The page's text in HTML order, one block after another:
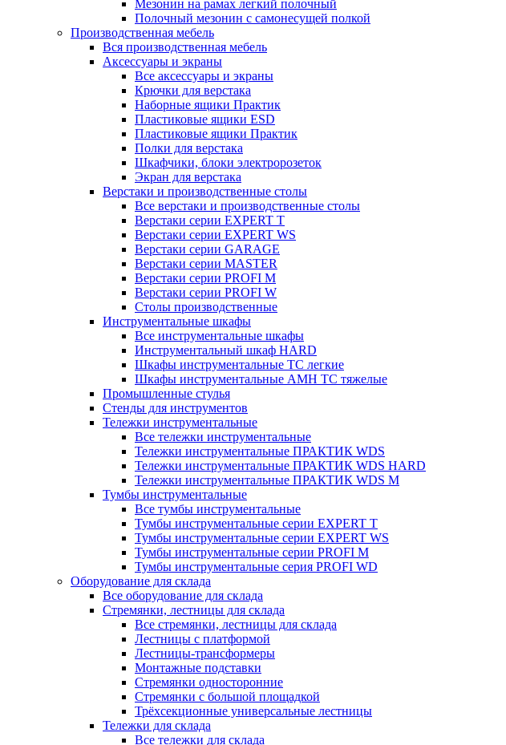
Мезонин на рамах легкий полочный
Полочный мезонин с самонесущей полкой
Производственная мебель
Вся производственная мебель
Аксессуары и экраны
Все аксессуары и экраны
Крючки для верстака
Наборные ящики Практик
Пластиковые ящики ESD
Пластиковые ящики Практик
Полки для верстака
Шкафчики, блоки электророзеток
Экран для верстака
Верстаки и производственные столы
Все верстаки и производственные столы
Верстаки серии EXPERT T
Верстаки серии EXPERT WS
Верстаки серии GARAGE
Верстаки серии MASTER
Верстаки серии PROFI M
Верстаки серии PROFI W
Столы производственные
Инструментальные шкафы
Все инструментальные шкафы
Инструментальный шкаф HARD
Шкафы инструментальные ТС легкие
Шкафы инструментальные AMH TC тяжелые
Промышленные стулья
Стенды для инструментов
Тележки инструментальные
Все тележки инструментальные
Тележки инструментальные ПРАКТИК WDS
Тележки инструментальные ПРАКТИК WDS HARD
Тележки инструментальные ПРАКТИК WDS M
Тумбы инструментальные
Все тумбы инструментальные
Тумбы инструментальные серии EXPERT T
Тумбы инструментальные серии EXPERT WS
Тумбы инструментальные серии PROFI M
Тумбы инструментальные серия PROFI WD
Оборудование для склада
Все оборудование для склада
Стремянки, лестницы для склада
Все стремянки, лестницы для склада
Лестницы с платформой
Лестницы-трансформеры
Монтажные подставки
Стремянки односторонние
Стремянки с большой площадкой
Трёхсекционные универсальные лестницы
Тележки для склада
Все тележки для склада